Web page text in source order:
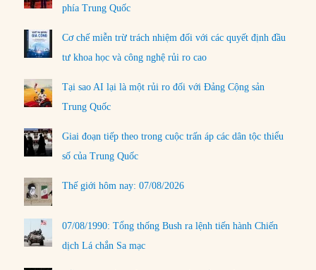
phía Trung Quốc
Cơ chế miễn trừ trách nhiệm đối với các quyết định đầu
tư khoa học và công nghệ rủi ro cao
Tại sao AI lại là một rủi ro đối với Đảng Cộng sản
Trung Quốc
Giai đoạn tiếp theo trong cuộc trấn áp các dân tộc thiểu
số của Trung Quốc
Thế giới hôm nay: 07/08/2026
07/08/1990: Tổng thống Bush ra lệnh tiến hành Chiến
dịch Lá chắn Sa mạc